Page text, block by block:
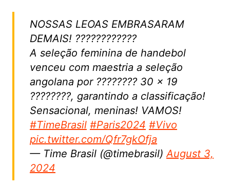
NOSSAS LEOAS EMBRASARAM
DEMAIS! ????????????
A seleção feminina de handebol
venceu com maestria a seleção
angolana por ???????? 30 x 19
????????, garantindo a classificação!
Sensacional, meninas! VAMOS!
#TimeBrasil #Paris2024 #Vivo
pic.twitter.com/Qfr7gkOfja
— Time Brasil (@timebrasil)August 3,
2024